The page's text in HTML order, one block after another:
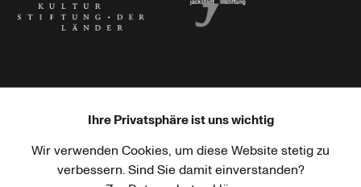
Haus der Kulturen der Welt Goethe-Institut
Ihre Privatsphäre ist uns wichtig
Wir verwenden Cookies, um diese Website stetig zu
verbessern. Sind Sie damit einverstanden?